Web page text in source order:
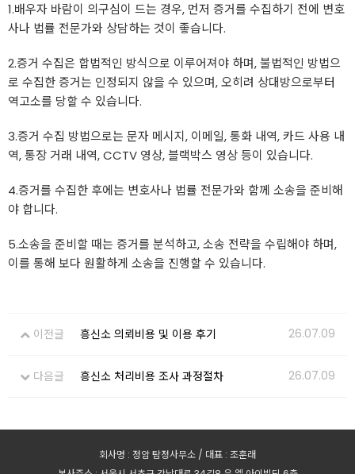
1.배우자 바람이 의구심이 드는 경우, 먼저 증거를 수집하기 전에 변호
사나 법률 전문가와 상담하는 것이 좋습니다.
2.증거 수집은 합법적인 방식으로 이루어져야 하며, 불법적인 방법으
로 수집한 증거는 인정되지 않을 수 있으며, 오히려 상대방으로부터
역고소를 당할 수 있습니다.
3.증거 수집 방법으로는 문자 메시지, 이메일, 통화 내역, 카드 사용 내
역, 통장 거래 내역, CCTV 영상, 블랙박스 영상 등이 있습니다.
4.증거를 수집한 후에는 변호사나 법률 전문가와 함께 소송을 준비해
야 합니다.
5.소송을 준비할 때는 증거를 분석하고, 소송 전략을 수립해야 하며,
이를 통해 보다 원활하게 소송을 진행할 수 있습니다.
이전글 흥신소 의뢰비용 및 이용 후기 26.07.09
다음글 흥신소 처리비용 조사 과정절차 26.07.09
회사명 : 정암 탐정사무소 / 대표 : 조훈래